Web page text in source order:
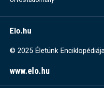
Elo.hu
© 2025 Életünk
www.elo.hu